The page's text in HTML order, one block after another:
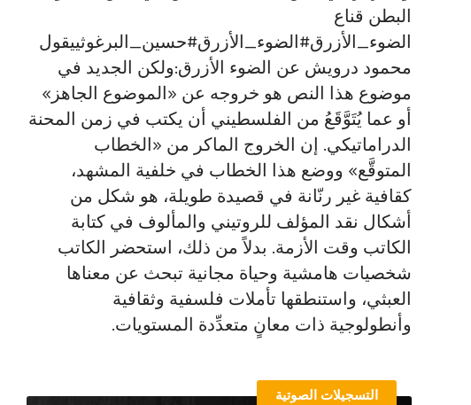
البطن قناع
الضوء_الأزرق#الضوء_الأزرق#حسين_البرغوثييقول
محمود درويش عن الضوء الأزرق:ولكن الجديد في
موضوع هذا النص هو خروجه عن «الموضوع الجاهز»
أو عما يُتَوَّقَعُ من الفلسطيني أن يكتب في زمن المحنة
الدراماتيكي. إن الخروج الماكر من «الخطاب
المتوقَّع» ووضع هذا الخطاب في خلفية المشهد،
كقافية غير رنّانة في قصيدة طويلة، هو شكل من
أشكال نقد المؤلف للروتيني والمألوف في كتابة
الكاتب وقت الأزمة.‫ بدلاً من ذلك، استحضر الكاتب
شخصيات هامشية وحياة مجانية تبحث عن معناها
العبثي، واستنطقها تأملات فلسفية وثقافية
وأنطولوجية ذات معانٍ متعدِّدة المستويات.
التسجيلات الصوتية